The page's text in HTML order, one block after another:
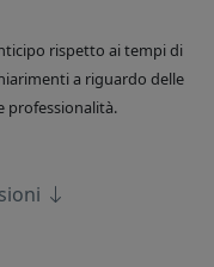
rispetto ai tempi di
a riguardo delle
professionalità.